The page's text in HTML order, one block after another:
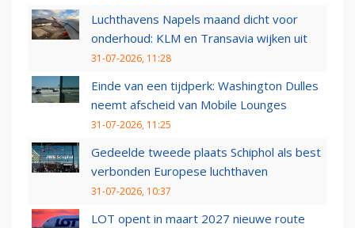
Luchthavens Napels maand dicht voor
onderhoud: KLM en Transavia wijken uit
31-07-2026, 11:28
Einde van een tijdperk: Washington Dulles
neemt afscheid van Mobile Lounges
31-07-2026, 11:25
Gedeelde tweede plaats Schiphol als best
verbonden Europese luchthaven
31-07-2026, 10:37
LOT opent in maart 2027 nieuwe route